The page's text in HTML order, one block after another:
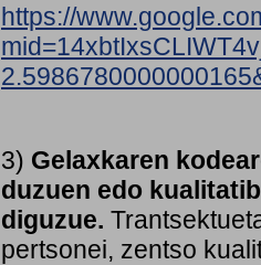
https://
3) Gelaxkaren
duzuen edo
diguzue.
pertsonei, zentso